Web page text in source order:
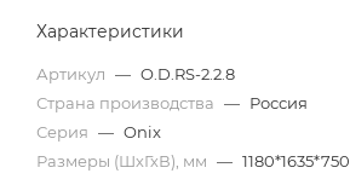
Характеристики
Артикул — O.D.RS-2.2.8
Страна производства — Россия
Серия — Onix
Размеры (ШхГхВ), мм — 1180*1635*750